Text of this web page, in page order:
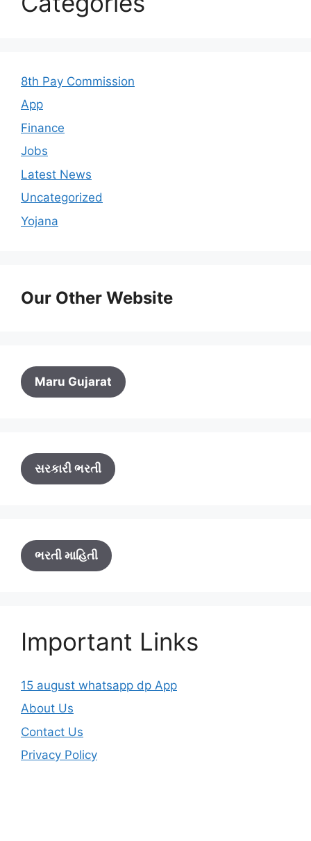
8th Pay Commission
App
Finance
Jobs
Latest News
Uncategorized
Yojana
Our Other Website
Maru Gujarat
સરકારી ભરતી
ભરતી માહિતી
Important Links
15 august whatsapp dp App
About Us
Contact Us
Privacy Policy